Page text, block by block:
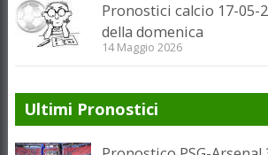
Pronostici calcio 17-05-
della domenica
14 Maggio 2026
Ultimi Pronostici